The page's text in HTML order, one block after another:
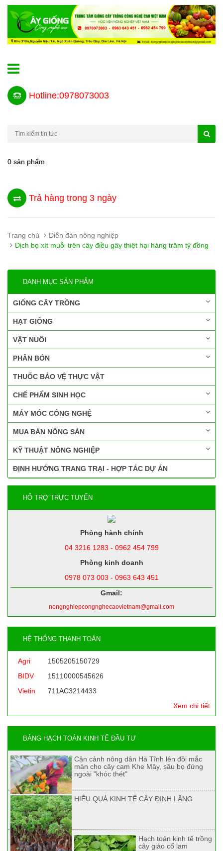
Hotline:0978073003
0 sản phẩm
Trả hàng trong 3 ngày
Trang chủ
Diễn đàn nông nghiệp
Dịch bọ xít muỗi trên cây điều gây thiệt hại hàng trăm tỷ đồng
DANH MỤC SẢN PHẨM
GIỐNG CÂY TRỒNG
HẠT GIỐNG
VẬT NUÔI
PHÂN BÓN
THUỐC BẢO VỆ THỰC VẬT
CHẾ PHẨM SINH HỌC
MÁY MÓC CÔNG NGHỆ
MUA BÁN NÔNG SẢN
KỸ THUẬT NÔNG NGHIỆP
ĐỊNH HƯỚNG TRANG TRẠI - HỢP TÁC DỰ ÁN
HỖ TRỢ TRỰC TUYẾN
Phòng hành chính
04 3216 1283 - 0962 454 799
Phòng kinh doanh
0978 073 003 - 0963 643 451
Gmail:
nongnghiepcongnghecaovietnam@gmail.com
HỆ THỐNG THANH TOÁN
Agri
1505205150729
BIDV
15110000545626
Vietin
711AC3214433
Xem chi tiết
BẢNG HẠCH TOÁN KINH TẾ ĐẦU TƯ
Cận cảnh nông dân Hà Tĩnh lên đồi mắc
màn cho cây cam Khe Mây, sâu bọ đứng
ngoài "khóc thét"
HIỆU QUẢ KINH TẾ CÂY ĐINH LĂNG
Hạch toán kinh tế trồng
cây giảo cổ lam